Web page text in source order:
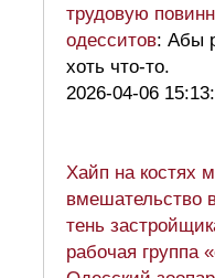
трудовую
одесситов: Абы
хоть что-то.
2026-04-06
Хайп на костях
вмешательство
тень
рабочая группа